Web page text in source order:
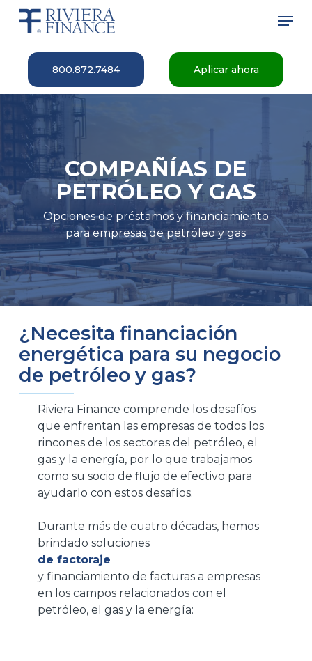
Skip
content
800.872.7484 Aplicar ahora
COMPAÑÍAS DE
PETRÓLEO Y GAS
Opciones de préstamos y financiamiento
para empresas de petróleo y gas
¿Necesita financiación
energética para su negocio
de petróleo y gas?
Riviera Finance comprende los desafíos
que enfrentan las empresas de todos los
rincones de los sectores del petróleo, el
gas y la energía, por lo que trabajamos
como su socio de flujo de efectivo para
ayudarlo con estos desafíos.
Durante más de cuatro décadas, hemos
brindado soluciones
de factoraje
y financiamiento de facturas a empresas
en los campos relacionados con el
petróleo, el gas y la energía:
Menu